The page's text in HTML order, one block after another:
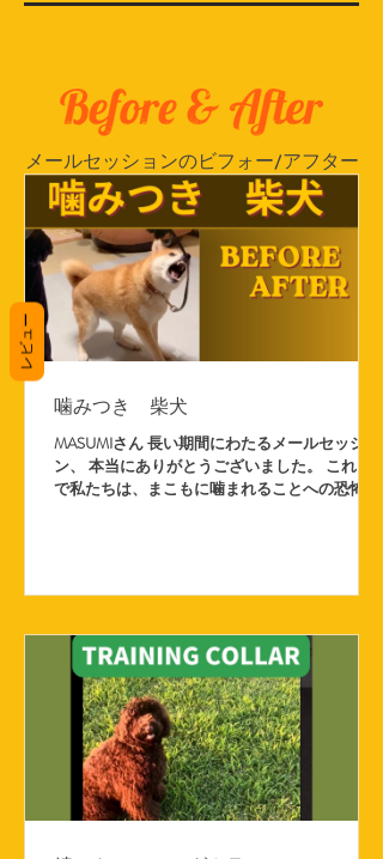
​メールセッションのビフォー/アフター
噛みつき 柴犬
MASUMIさん 長い期間にわたるメールセッショ
ン、 本当にありがとうございました。 これま
で私たちは、まこもに噛まれることへの恐怖か
セッションをお願いしました。 正直に言うと、
さんから届くメールもドキドキしながら開いて
いました…。 きっとその気持ちもMASUMIさん
には見抜かれていたと思います（汗）。 それで
もMASUMIさんは「まこものためなんだよ！」
と何度も励ましてくださり、 まるでその場で見
ているかのように的確なアドバイスをください
ました。 犬という生き物のこと、まこもの生活
環境、 私たちの修正点を何度も何度も伝えてく
はありますが、 穏やかな毎日を積み重ねること
レビュー